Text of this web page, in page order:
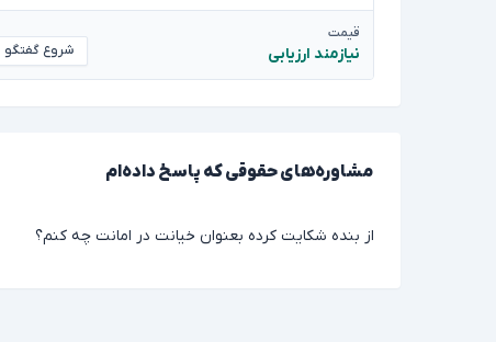
قیمت
نیازمند ارزیابی شروع گفتگو
مشاوره‌های حقوقی که پاسخ داده‌ام
از بنده شکایت کرده بعنوان خیانت در امانت چه کنم؟